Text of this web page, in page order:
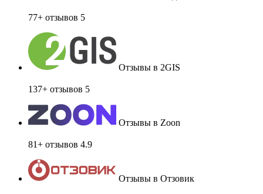
77+ отзывов 5
Отзывы в 2GIS
137+ отзывов 5
Отзывы в Zoon
81+ отзывов 4.9
Отзывы в Отзовик